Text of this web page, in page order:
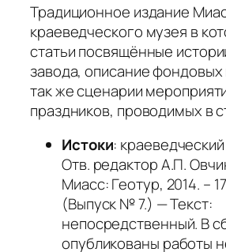
Традиционное издание
краеведческого музея в
статьи посвящённые
завода, описание фондовых
так же сценарии
праздников, проводимых в
Истоки:
Отв. редактор А.П.
Миасс: Геотур, 2014. –
(Выпуск № 7.) — Текст:
непосредственный. В
опубликованы работы